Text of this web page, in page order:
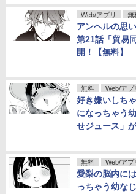
Web/アプリ 無
アンヘルの思
第21話「貿易
開！【無料】
無料 Web/アプ
好き嫌いしち
になっちゃう
せジュース」
無料 Web/アプ
愛梨の脳内に
っちゃう幼な